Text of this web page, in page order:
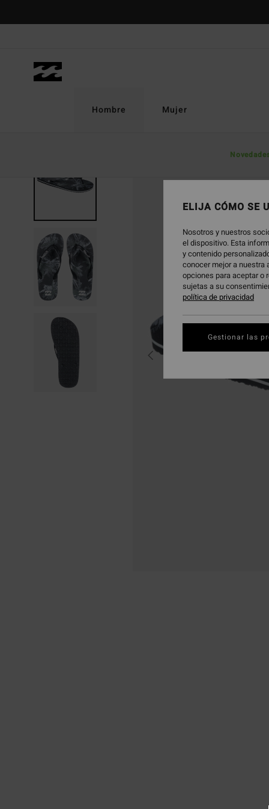
producto
Hombre Mujer
ELIJA CÓMO SE
Nosotros y nuestros
el dispositivo. Esta
y contenido
conocer mejor a nuestra
opciones para aceptar o
sujetas a su
política de privacidad
Gestionar las